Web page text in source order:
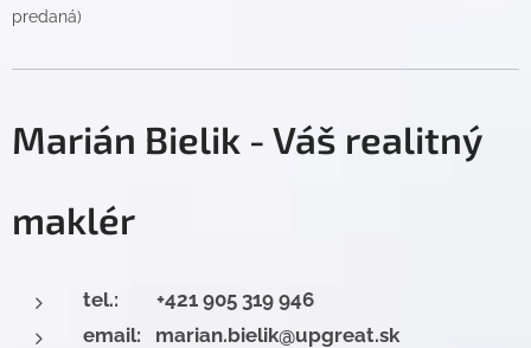
predaná)
Marián Bielik - Váš realitný
maklér
tel.: +421 905 319 946
email: marian.bielik@upgreat.sk